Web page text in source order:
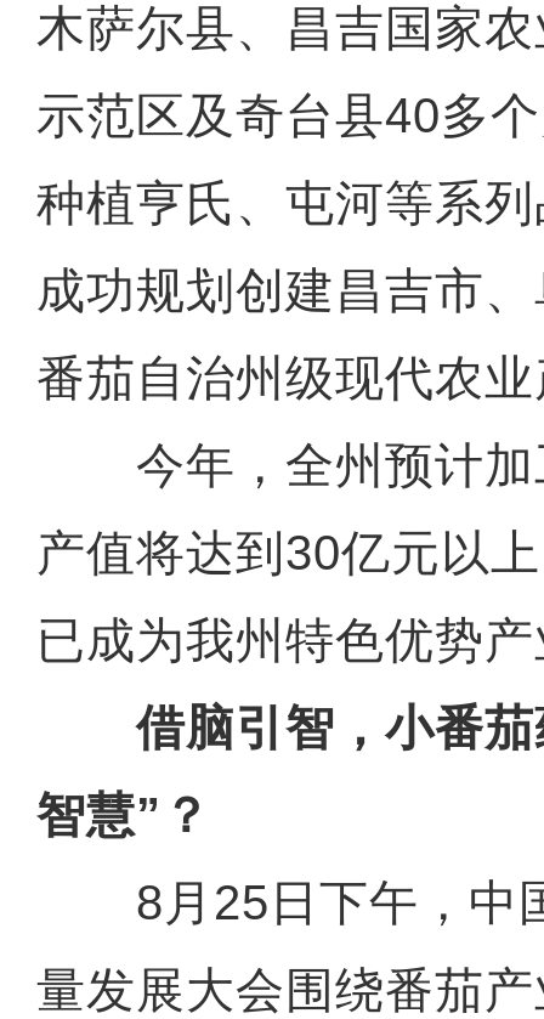
木萨尔县、昌吉国家
示范区及奇台县40多
种植亨氏、屯河等系
成功规划创建昌吉市
番茄自治州级现代农
今年，全州预计加
产值将达到30亿元以
已成为我州特色优势
借脑引智，小番茄
智慧”？
8月25日下午，中
量发展大会围绕番茄